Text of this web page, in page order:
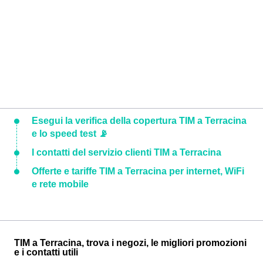
Esegui la verifica della copertura TIM a Terracina
e lo speed test 📡
I contatti del servizio clienti TIM a Terracina
Offerte e tariffe TIM a Terracina per internet, WiFi
e rete mobile
TIM a Terracina, trova i negozi, le migliori promozioni
e i contatti utili